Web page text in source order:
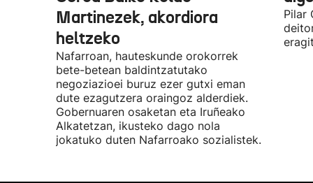
Martinezek, akordiora
heltzeko
Nafarroan, hauteskunde orokorrek
bete-betean baldintzatutako
negoziazioei buruz ezer gutxi eman
dute ezagutzera oraingoz alderdiek.
Gobernuaren osaketan eta Iruñeako
Alkatetzan, ikusteko dago nola
jokatuko duten Nafarroako sozialistek.
Pilar